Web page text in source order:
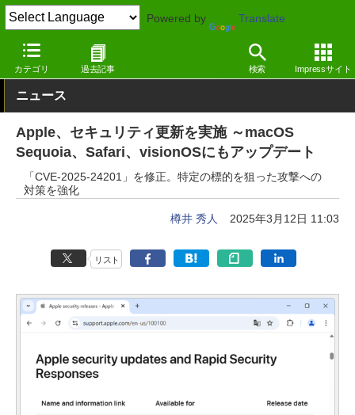
Powered by Translate
カテゴリ 過去記事 検索 Impressサイト
窓の杜 セキュリティ
ニュース
Apple、セキュリティ更新を実施 ～macOS
Sequoia、Safari、visionOSにもアップデート
「CVE-2025-24201」を修正。特定の標的を狙った攻撃への
対策を強化
樽井 秀人 2025年3月12日 11:03
リスト